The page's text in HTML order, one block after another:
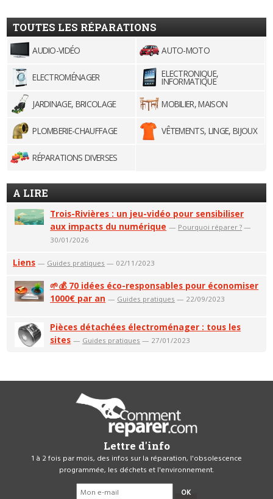
TOUTES LES RÉPARATIONS
AUDIO-VIDÉO AUTO-MOTO
ELECTROMÉNAGER ELECTRONIQUE,
INFORMATIQUE
JARDINAGE, BRICOLAGE
MOBILIER, MAISON
PLOMBERIE-CHAUFFAGE VÊTEMENTS, LINGE, BIJOUX
RÉPARATIONS DIVERSES
A LIRE
Trois-Rivières : un jeu-vidéo pour sensibiliser
aux impacts du numérique — Pourquoi réparer ? —
30/01/2026
Liens — Guides pratiques — 02/11/2023
🌱💰 70 idées éco-responsables pour économiser
1000€ par an — Guides pratiques — 22/09/2023
Pièces détachées électroménager : tous les
sites — Guides pratiques — 27/01/2023
Lettre d'info
1 à 2 fois par mois, des infos sur la réparation, l'obsolescence
programmée, les déchets et l'environnement.
OK